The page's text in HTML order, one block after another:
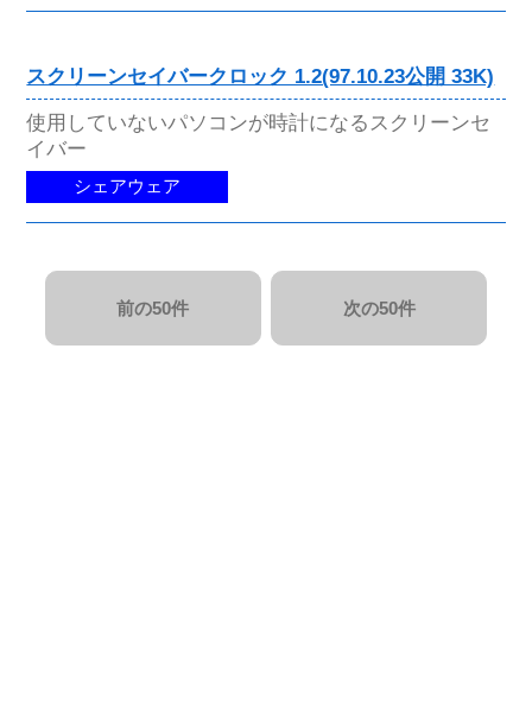
スクリーンセイバークロック 1.2(97.10.23公開 33K)
使用していないパソコンが時計になるスクリーンセ
イバー
シェアウェア
前の50件 次の50件